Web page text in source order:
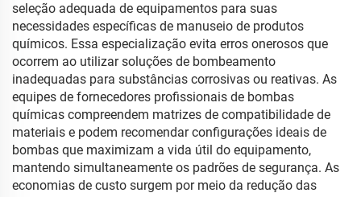
seleção adequada de equipamentos para suas
necessidades específicas de manuseio de produtos
químicos. Essa especialização evita erros onerosos que
ocorrem ao utilizar soluções de bombeamento
inadequadas para substâncias corrosivas ou reativas. As
equipes de fornecedores profissionais de bombas
químicas compreendem matrizes de compatibilidade de
materiais e podem recomendar configurações ideais de
bombas que maximizam a vida útil do equipamento,
mantendo simultaneamente os padrões de segurança. As
economias de custo surgem por meio da redução das